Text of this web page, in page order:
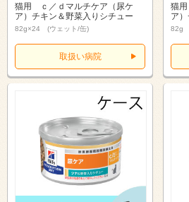
猫用 ｃ／ｄマルチケア（尿ケ
ア）チキン＆野菜入りシチュー
82g×24 (ウェット/缶)
取扱い病院
猫
ア
82g